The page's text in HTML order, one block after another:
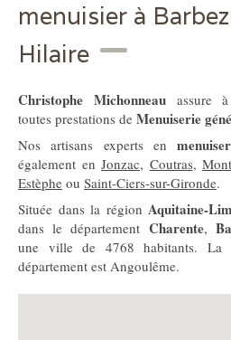
menuisier à
Hilaire
Christophe Michonneauassure à
toutes prestations de Menuiserie
Nos artisans experts en
également en Jonzac, Coutras,
Estèphe ou Saint-Ciers-sur-Gironde.
Située dans la régionAquitaine-
dans le département Charente,
une ville de 4768 habitants.
département est Angoulême.